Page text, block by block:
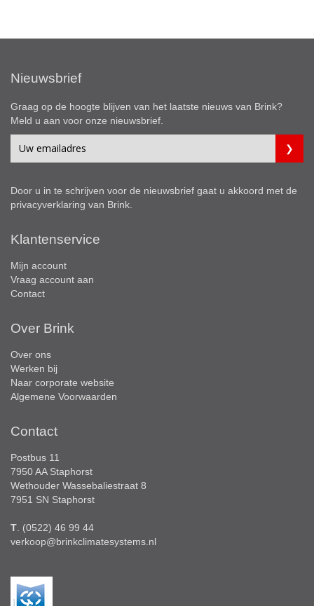
Nieuwsbrief
Graag op de hoogte blijven van het laatste nieuws van Brink?
Meld u aan voor onze nieuwsbrief.
Door u in te schrijven voor de nieuwsbrief gaat u akkoord met de
privacyverklaring van Brink.
Klantenservice
Mijn account
Vraag account aan
Contact
Over Brink
Over ons
Werken bij
Naar corporate website
Algemene Voorwaarden
Contact
Postbus 11
7950 AA Staphorst
Wethouder Wassebaliestraat 8
7951 SN Staphorst
T . (0522) 46 99 44
verkoop@brinkclimatesystems.nl